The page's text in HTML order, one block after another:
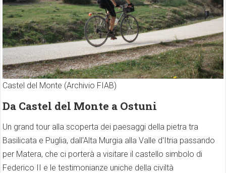
Castel del Monte (Archivio FIAB)
Da Castel del Monte a Ostuni
Un grand tour alla scoperta dei paesaggi della pietra tra
Basilicata e Puglia, dall'Alta Murgia alla Valle d'Itria passando
per Matera, che ci porterà a visitare il castello simbolo di
Federico II e le testimonianze uniche della civiltà